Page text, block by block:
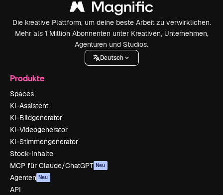
Die kreative Plattform, um deine beste Arbeit zu verwirklichen.
Mehr als 1 Million Abonnenten unter Kreativen, Unternehmen,
Agenturen und Studios.
Deutsch
Produkte
Spaces
KI-Assistent
KI-Bildgenerator
KI-Videogenerator
KI-Stimmengenerator
Stock-Inhalte
MCP für Claude/ChatGPT Neu
Agenten Neu
API